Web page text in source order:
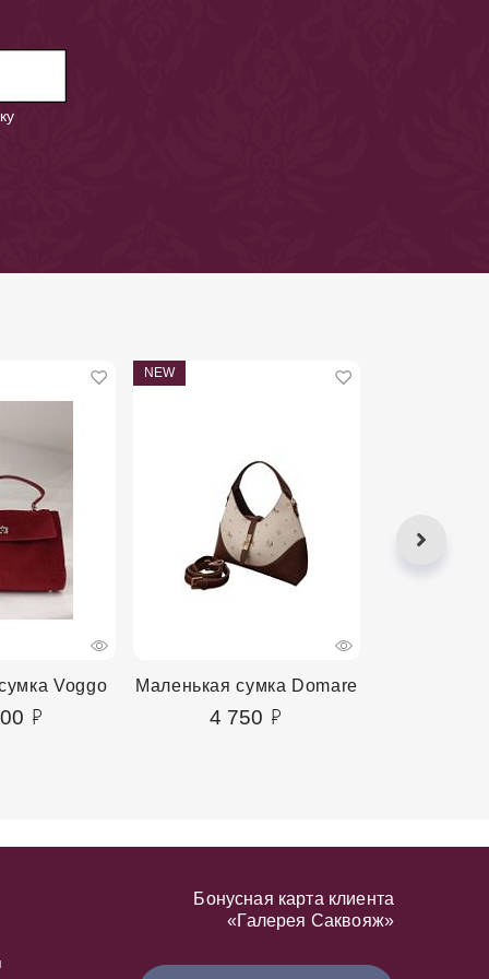
Voggo
NEW
Маленькая сумка Domare
4 750
Бонусная карта клиента
«Галерея Саквояж»